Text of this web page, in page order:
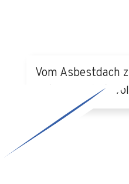
Vom Asbestdach
mit einer